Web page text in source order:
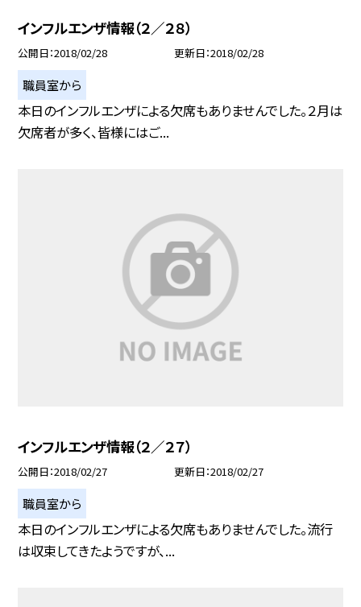
インフルエンザ情報（２／２８）
公開日 2018/02/28 更新日 2018/02/28
職員室から
本日のインフルエンザによる欠席もありませんでした。２月は
欠席者が多く、皆様にはご...
インフルエンザ情報（２／２７）
公開日 2018/02/27 更新日 2018/02/27
職員室から
本日のインフルエンザによる欠席もありませんでした。流行
は収束してきたようですが、...